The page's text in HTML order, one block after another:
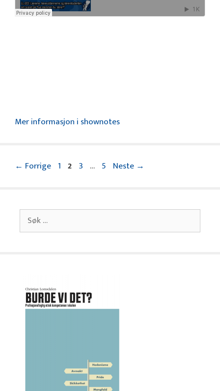
Mer informasjon i shownotes
← Forrige Side
1 Side
2 Side
3 … Side
5 Neste →
Søk
etter: